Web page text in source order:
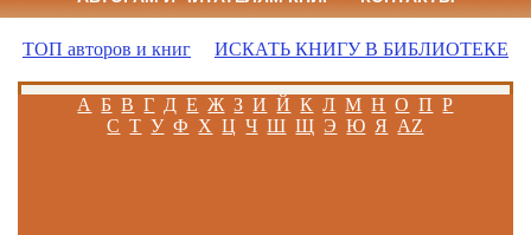
ТОП авторов и книг ИСКАТЬ КНИГУ В БИБЛИОТЕКЕ
А Б В Г Д Е Ж З И Й К Л М Н О П Р
С Т У Ф Х Ц Ч Ш Щ Э Ю Я AZ